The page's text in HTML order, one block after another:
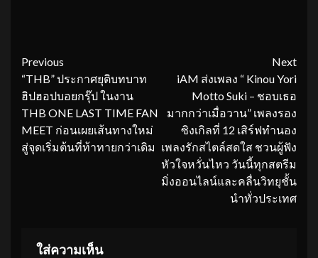
Continue
Reading
Previous
“THB” ประกาศยุติบทบาท
ฮิปฮอปบอยกรุ๊ป ในงาน
THB ONE LAST TIME FAN
MEET ก่อนเผยเส้นทางใหม่
สู่จุดเริ่มต้นที่ท้าทายกว่าเดิม
Next
iAM ส่งเพลง “ Kinou Yori
Motto Suki – ชอบเธอ
มากกว่าเมื่อวาน” เพลงรอง
ซิงเกิลที่ 12 เสิร์ฟทำนอง
เพลงรักสไตล์สดใส ชวนผู้ฟัง
หัวใจหวั่นไหว วันนี้ทุกสตรีม
มิ่งออนไลน์และคลื่นวิทยุชั้น
นำทั่วประเทศ
ใส่ความเห็น